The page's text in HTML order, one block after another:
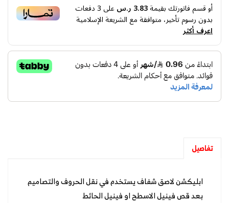
أو قسم فاتورتك بقيمة3.83 ر.س على3دفعات
بدون رسوم تأخير، متوافقة مع الشريعة الإسلامية
اعرف أكثر
تفاصيل
ابليكشن لاصق شفاف يستخدم في نقل الحروف والتصاميم
بعد قص فينيل الاسطح او فينيل الحائط